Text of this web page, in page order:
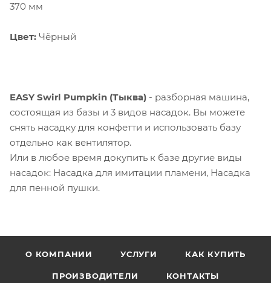
370 мм
Цвет: Чёрный
EASY Swirl Pumpkin (Тыква) - разборная машина,
состоящая из базы и 3 видов насадок. Вы можете
снять насадку для конфетти и использовать базу
отдельно как вентилятор.
Или в любое время докупить к базе другие виды
насадок: Насадка для имитации пламени, Насадка
для пенной пушки.
О КОМПАНИИ УСЛУГИ КАК КУПИТЬ
ПРОИЗВОДИТЕЛИ КОНТАКТЫ